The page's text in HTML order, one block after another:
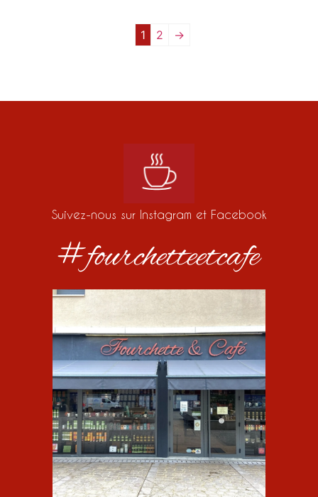
1 2 →
Suivez-nous sur Instagram et Facebook
#fourchetteetcafe